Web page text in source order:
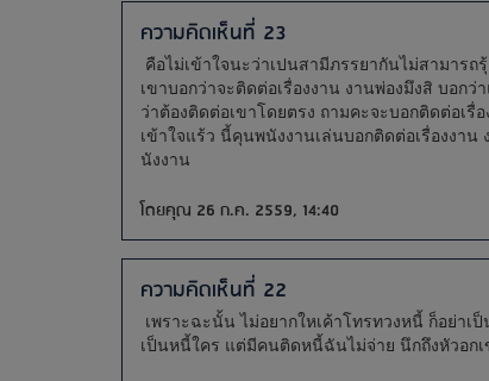
ความคิดเห็นที่ 23
คือไม่เข้าใจนะว่าเปนสามีภรรยากันไม่สามารถ
เขาบอกว่าจะติดต่อเรื่องงาน งานพ่องมึงสิ บอก
ว่าต้องติดต่อเขาโดยตรง ถามคะจะบอกติดต่อเรื่
เข้าใจแร้ว นี้คุนพนังงานเล่นบอกติดต่อเรื่องงาน
นังงาน
โดยคุณ 26 ก.ค. 2559, 14:40
ความคิดเห็นที่ 22
เพราะฉะนั้น ไม่อยากใหเค้าโทรทวงหนี้ ก็อย่า
เป็นหนี้ใคร แต่มีคนติดหนี้ฉันไม่จ่าย นึกถึงหัวอกเ